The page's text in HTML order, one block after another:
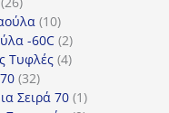
προϊόντα
1010
προϊόντα
-60C 22
προϊόντα
Τυφλές 44
3232
προϊόντα
Σειρά 70 11